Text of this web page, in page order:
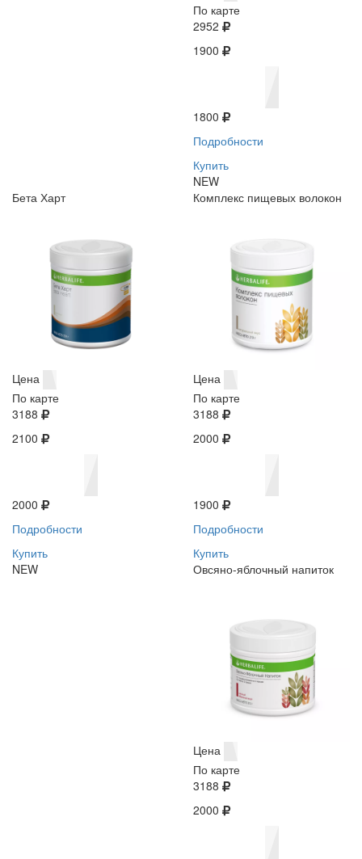
По карте
2952
1900
1800
Подробности
Купить
NEW
Бета Харт
Цена
По карте
3188
2100
2000
Подробности
Купить
NEW
Комплекс пищевых волокон
Цена
По карте
3188
2000
1900
Подробности
Купить
Овсяно-яблочный напиток
Цена
По карте
3188
2000